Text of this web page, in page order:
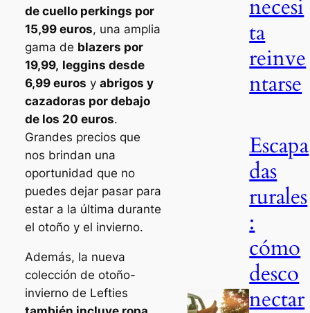
de cuello perkings por
15,99 euros, una amplia
gama de blazers por
19,99, leggins desde
6,99 euros y abrigos y
cazadoras por debajo
de los 20 euros.
Grandes precios que
nos brindan una
oportunidad que no
puedes dejar pasar para
estar a la última durante
el otoño y el invierno.
Además, la nueva
colección de otoño-
invierno de Lefties
necesi
ta
reinve
ntarse
Escapa
das
rurales
:
cómo
desco
nectar